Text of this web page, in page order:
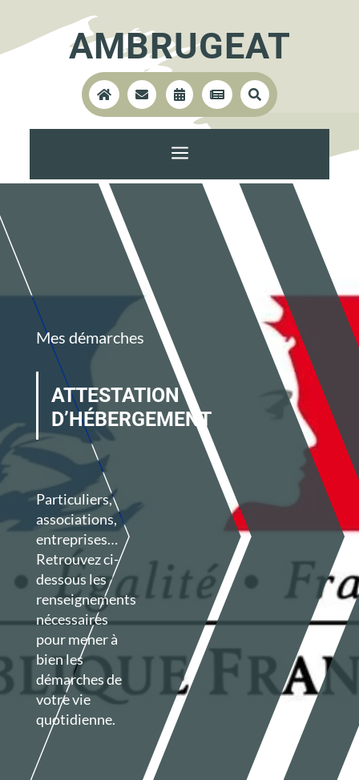
AMBRUGEAT
    
a
Mes démarches
ATTESTATION
D’HÉBERGEMENT
Particuliers,
associations,
entreprises…
Retrouvez ci-
dessous les
renseignements
nécessaires
pour mener à
bien les
démarches de
votre vie
quotidienne.